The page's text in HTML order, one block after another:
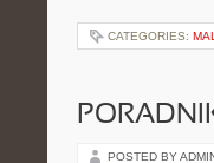
CATEGORIES:
POSTED BY